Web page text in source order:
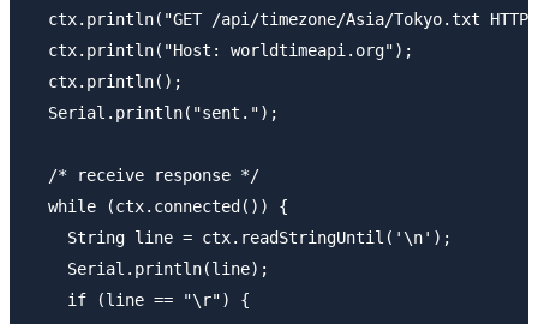
ctx.println("GET /api/timezone/Asia/Tokyo.txt
  ctx.println("Host: worldtimeapi.org");
  ctx.println();
  Serial.println("sent.");
  /* receive response */
  while (ctx.connected()) {
    String line = ctx.readStringUntil('\n');
    Serial.println(line);
    if (line == "\r") {